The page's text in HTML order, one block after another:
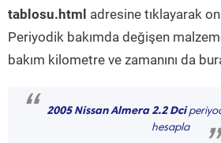
tablosu.html adresine tıklayarak
Periyodik bakımda değişen
bakım kilometre ve zamanını da
“ 2005 Nissan Almera 2.2 Dci
hesapla